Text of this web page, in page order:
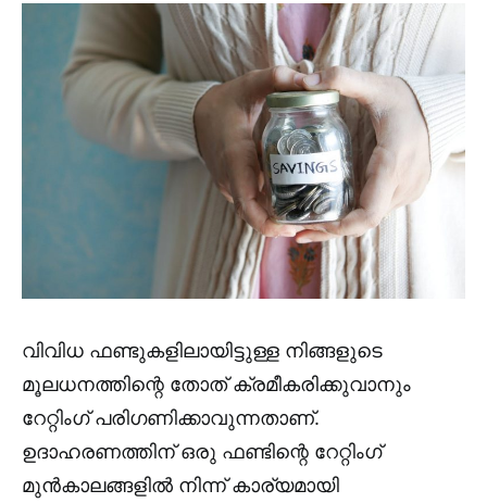
വിവിധ ഫണ്ടുകളിലായിട്ടുള്ള നിങ്ങളുടെ
മൂലധനത്തിന്റെ തോത് ക്രമീകരിക്കുവാനും
റേറ്റിംഗ് പരിഗണിക്കാവുന്നതാണ്.
ഉദാഹരണത്തിന് ഒരു ഫണ്ടിന്റെ റേറ്റിംഗ്
മുൻകാലങ്ങളിൽ നിന്ന് കാര്യമായി